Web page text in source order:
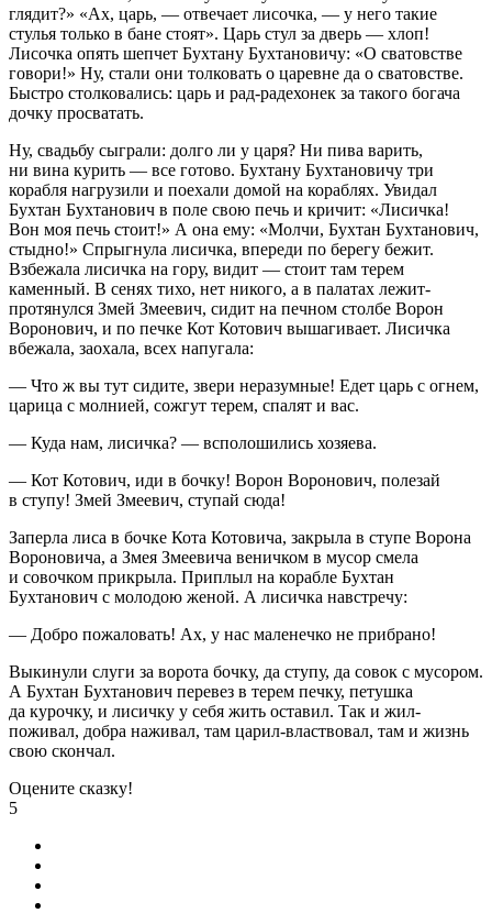
глядит?» «Ах, царь, — отвечает лисочка, — у него такие
стулья только в бане стоят». Царь стул за дверь — хлоп!
Лисочка опять шепчет Бухтану Бухтановичу: «О сватовстве
говори!» Ну, стали они толковать о царевне да о сватовстве.
Быстро столковались: царь и рад-радехонек за такого богача
дочку просватать.
Ну, свадьбу сыграли: долго ли у царя? Ни пива варить,
ни вина курить — все готово. Бухтану Бухтановичу три
корабля нагрузили и поехали домой на кораблях. Увидал
Бухтан Бухтанович в поле свою печь и кричит: «Лисичка!
Вон моя печь стоит!» А она ему: «Молчи, Бухтан Бухтанович,
стыдно!» Спрыгнула лисичка, впереди по берегу бежит.
Взбежала лисичка на гору, видит — стоит там терем
каменный. В сенях тихо, нет никого, а в палатах лежит-
протянулся Змей Змеевич, сидит на печном столбе Ворон
Воронович, и по печке Кот Котович вышагивает. Лисичка
вбежала, заохала, всех напугала:
— Что ж вы тут сидите, звери неразумные! Едет царь с огнем,
царица с молнией, сожгут терем, спалят и вас.
— Куда нам, лисичка? — всполошились хозяева.
— Кот Котович, иди в бочку! Ворон Воронович, полезай
в ступу! Змей Змеевич, ступай сюда!
Заперла лиса в бочке Кота Котовича, закрыла в ступе Ворона
Вороновича, а Змея Змеевича веничком в мусор смела
и совочком прикрыла. Приплыл на корабле Бухтан
Бухтанович с молодою женой. А лисичка навстречу:
— Добро пожаловать! Ах, у нас маленечко не прибрано!
Выкинули слуги за ворота бочку, да ступу, да совок с мусором.
А Бухтан Бухтанович перевез в терем печку, петушка
да курочку, и лисичку у себя жить оставил. Так и жил-
поживал, добра наживал, там царил-властвовал, там и жизнь
свою скончал.
Оцените сказку!
5